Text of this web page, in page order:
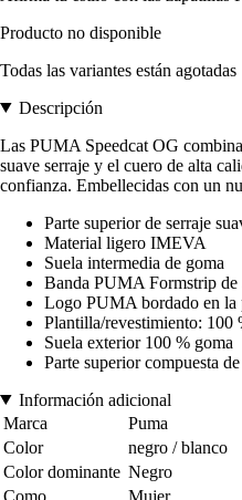
Producto no disponible
Todas las variantes están agotadas
Descripción
Las PUMA Speedcat OG
suave serraje y el cuero de alta
confianza. Embellecidas con un
Parte superior de serraje
Material ligero IMEVA
Suela intermedia de goma
Banda PUMA Formstrip de
Logo PUMA bordado en la
Plantilla/revestimiento: 100
Suela exterior 100 % goma
Parte superior compuesta
Información adicional
Marca
Puma
Color
negro / blanco
Color dominante Negro
Como
Mujer